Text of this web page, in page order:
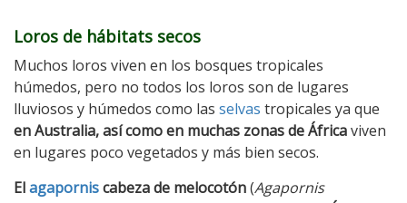
Loros de hábitats secos
Muchos loros viven en los bosques tropicales
húmedos, pero no todos los loros son de lugares
lluviosos y húmedos como las selvas tropicales ya que
en Australia, así como en muchas zonas de Áfricaviven
en lugares poco vegetados y más bien secos.
Elagaporniscabeza de melocotón(Agapornis